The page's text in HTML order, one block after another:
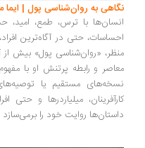
به روان‌شناسی پول | ایما
با ترس، طمع، امید، حسرت
حتی در آگاه‌ترین افراد،
«روان‌شناسی پول» بیش از آنکه
و رابطه پرتنش او با مفهوم ثروت
مستقیم یا توصیه‌های
میلیاردرها و حتی افراد
روایت خود را برمی‌سازد و